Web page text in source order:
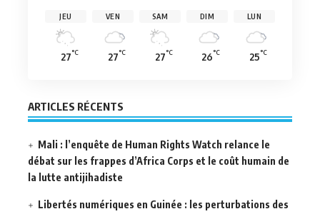
JEU
27°C
VEN
27°C
SAM
27°C
DIM
26°C
LUN
25°C
ARTICLES RÉCENTS
Mali : l’enquête de Human Rights Watch relance le
débat sur les frappes d’Africa Corps et le coût humain de
la lutte antijihadiste
Libertés numériques en Guinée : les perturbations des